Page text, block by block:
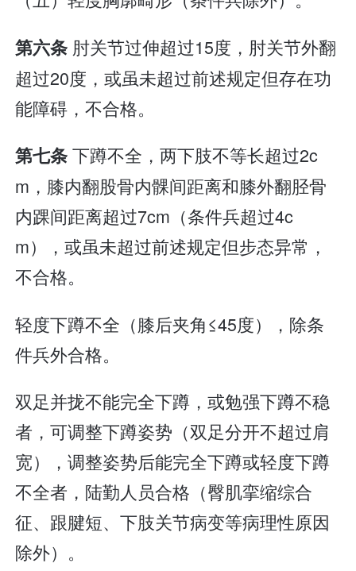
第六条 肘关节过伸超过15度，肘关节外翻
超过20度，或虽未超过前述规定但存在功
能障碍，不合格。
第七条下蹲不全，两下肢不等长超过2c
m，膝内翻股骨内髁间距离和膝外翻胫骨
内踝间距离超过7cm（条件兵超过4c
m），或虽未超过前述规定但步态异常，
不合格。
轻度下蹲不全（膝后夹角≤45度），除条
件兵外合格。
双足并拢不能完全下蹲，或勉强下蹲不稳
者，可调整下蹲姿势（双足分开不超过肩
宽），调整姿势后能完全下蹲或轻度下蹲
不全者，陆勤人员合格（臀肌挛缩综合
征、跟腱短、下肢关节病变等病理性原因
除外）。